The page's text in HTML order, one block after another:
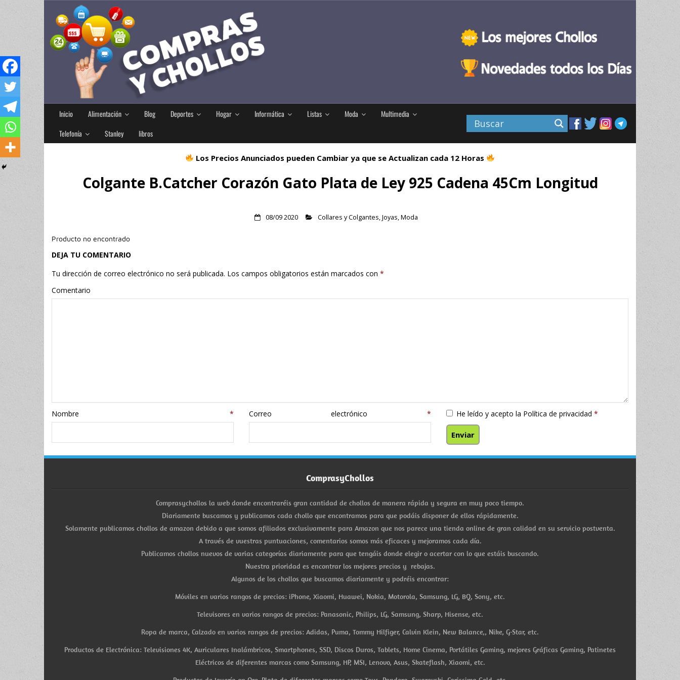
Inicio Alimentación Blog Deportes Hogar Informática Listas Moda
Multimedia
Telefonía
Stanley libros
Los Precios Anunciados pueden Cambiar ya que se Actualizan cada 12 Horas
Colgante B.Catcher Corazón Gato Plata de Ley 925 Cadena 45Cm Longitud
08/09 2020 Collares y Colgantes,Joyas,Moda
Producto no encontrado
DEJA TU COMENTARIO
Tu dirección de correo electrónico no será publicada. Los campos obligatorios están marcados con *
Comentario
Nombre* Correo electrónico* He leído y acepto la Política de privacidad *
ComprasyChollos
Comprasychollos la web donde encontraréis gran cantidad de chollos de manera rápida y segura en muy poco tiempo.
Diariamente buscamos y publicamos cada chollo que encontramos para que podáis disponer de ellos rápidamente.
Solamente publicamos chollos de amazon debido a que somos afiliados exclusivamente para Amazon que nos parece una tienda online de gran calidad en su servicio postventa.
A través de vuestras puntuaciones, comentarios somos más eficaces y mejoramos cada día.
Publicamos chollos nuevos de varias categorías diariamente para que tengáis donde elegir o acertar con lo que estáis buscando.
Nuestra prioridad es encontrar los mejores precios y rebajas.
Algunos de los chollos que buscamos diariamente y podréis encontrar:
Móviles en varios rangos de precios: iPhone, Xiaomi, Huawei, Nokia, Motorola, Samsung, LG, BQ, Sony, etc.
Televisores en varios rangos de precios: Panasonic, Philips, LG, Samsung, Sharp, Hisense, etc.
Ropa de marca, Calzado en varios rangos de precios: Adidas, Puma, Tommy Hilfiger, Calvin Klein, New Balance,, Nike, G-Star, etc.
Productos de Electrónica: Televisiones 4K, Auriculares Inalámbricos, Smartphones, SSD, Discos Duros, Tablets, Home Cinema, Portátiles Gaming, mejores Gráficas Gaming, Patinetes
Eléctricos de diferentes marcas como Samsung, HP, MSI, Lenovo, Asus, Skateflash, Xiaomi, etc.